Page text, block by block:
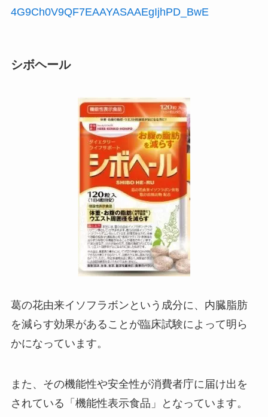
4G9Ch0V9QF7EAAYASAAEgIjhPD_BwE
シボヘール
葛の花由来イソフラボンという成分に、内臓脂肪
を減らす効果があることが臨床試験によって明ら
かになっています。
また、その機能性や安全性が消費者庁に届け出を
されている「機能性表示食品」となっています。